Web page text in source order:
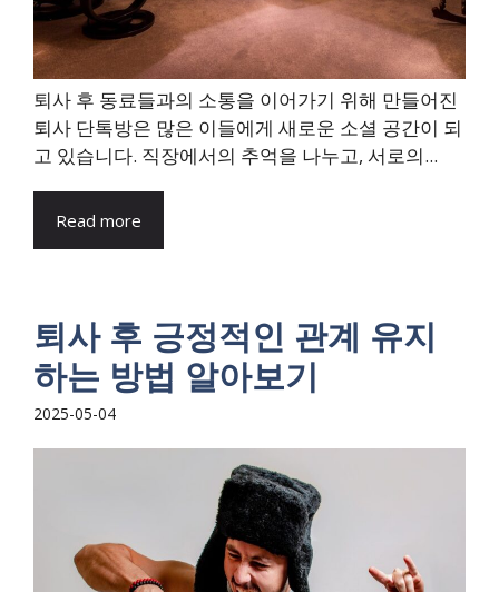
퇴사 후 동료들과의 소통을 이어가기 위해 만들어진
퇴사 단톡방은 많은 이들에게 새로운 소셜 공간이 되
고 있습니다. 직장에서의 추억을 나누고, 서로의...
Read more
퇴사 후 긍정적인 관계 유지
하는 방법 알아보기
2025-05-04